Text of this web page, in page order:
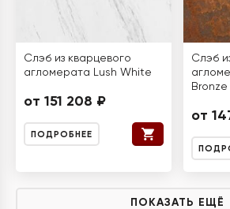
Слэб из кварцевого
агломерата Lush White
от 151 208 ₽
ПОДРОБНЕЕ
Слэб
Bronze
от
ПОКАЗАТЬ ЕЩЁ